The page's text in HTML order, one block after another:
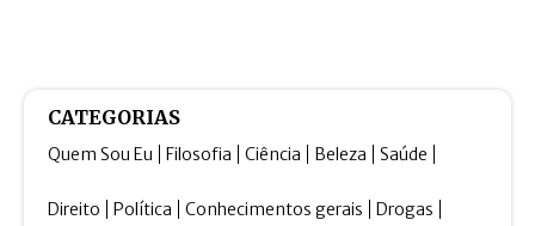
CATEGORIAS
Quem Sou Eu Filosofia Ciência Beleza Saúde
Direito Política Conhecimentos gerais Drogas